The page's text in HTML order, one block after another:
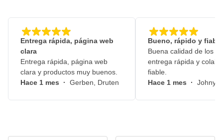
Entrega rápida, página web
clara
Entrega rápida, página web
clara y productos muy buenos.
Hace 1 mes · Gerben, Druten
Bueno, rápido y fiable
Buena calidad de los
entrega rápida y
fiable.
Hace 1 mes · Johny,